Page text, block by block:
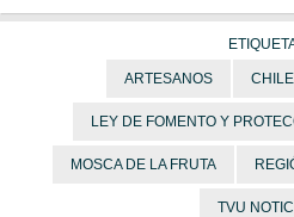
ARTESANOS CHILE
LEY DE FOMENTO Y
MOSCA DE LA FRUTA
TVU